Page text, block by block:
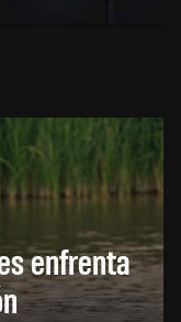
enfrenta